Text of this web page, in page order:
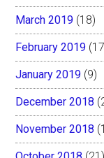
March 2019 (18)
February 2019
January 2019 (9)
December 2018
November 2018